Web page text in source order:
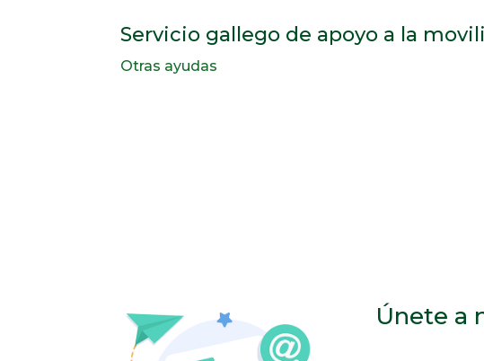
Servicio gallego de apoyo a la
Otras ayudas
Únete a